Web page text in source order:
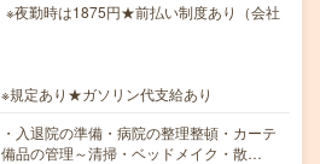
夜勤時は1875円★前払い制度あり（会社
規定あり★ガソリン代支給あり
入退院の準備・病院の整理整頓・カーテ
品の管理～清掃・ベッドメイク・散…